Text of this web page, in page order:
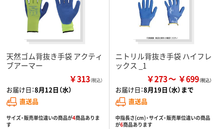
天然ゴム背抜き手袋 アクティ
ブアーマー
￥313（税込）
お届け日：8月12日（水）
直送品
サイズ・販売単位違いの商品が4商品ありま
す
ニトリル背抜き手袋 ハイフレ
ックス _1
￥273 ￥699
お届け日：8月19日（水）まで
直送品
中指長さ(cm)・サイズ・販売単位違いの商品
が6商品あります